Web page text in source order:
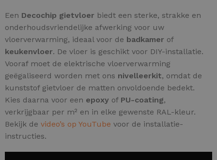
Een Decochip gietvloer biedt een sterke, strakke en
onderhoudsvriendelijke afwerking voor uw
vloerverwarming, ideaal voor de badkamer of
keukenvloer. De vloer is geschikt voor DIY-installatie.
Vooraf moet de elektrische vloerverwarming
geëgaliseerd worden met ons nivelleerkit, omdat de
kunststof gietvloer de matten onvoldoende bedekt.
Kies daarna voor een epoxy of PU-coating,
verkrijgbaar per m² en in elke gewenste RAL-kleur.
Bekijk de video’s op YouTube voor de installatie-
instructies.